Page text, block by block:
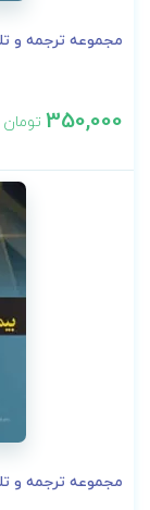
مجموعه ترجمه و
350,000تومان
مجموعه ترجمه و